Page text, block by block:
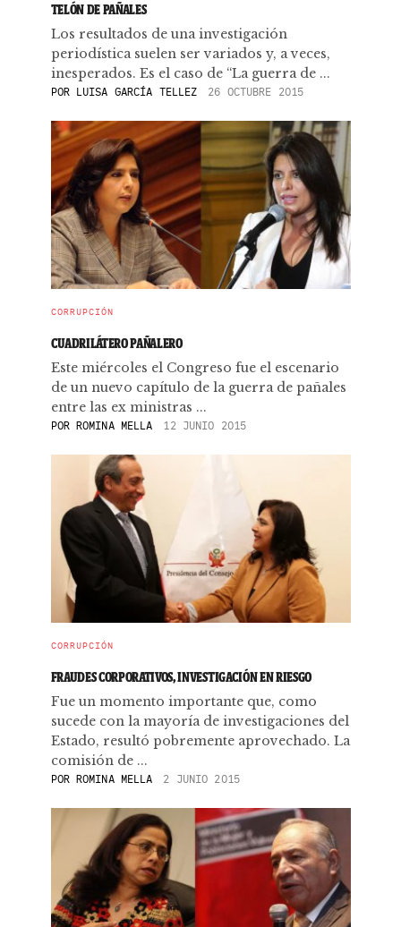
TELÓN DE PAÑALES
Los resultados de una investigación
periodística suelen ser variados y, a veces,
inesperados. Es el caso de “La guerra de ...
PORLUISA GARCÍA TELLEZ 26 OCTUBRE 2015
CORRUPCIÓN
CUADRILÁTERO PAÑALERO
Este miércoles el Congreso fue el escenario
de un nuevo capítulo de la guerra de pañales
entre las ex ministras ...
POR ROMINA MELLA 12 JUNIO 2015
CORRUPCIÓN
FRAUDES CORPORATIVOS, INVESTIGACIÓN EN RIESGO
Fue un momento importante que, como
sucede con la mayoría de investigaciones del
Estado, resultó pobremente aprovechado. La
comisión de ...
POR ROMINA MELLA 2 JUNIO 2015